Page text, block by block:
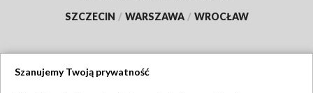
SZCZECIN / WARSZAWA / WROCŁAW
Szanujemy Twoją prywatność